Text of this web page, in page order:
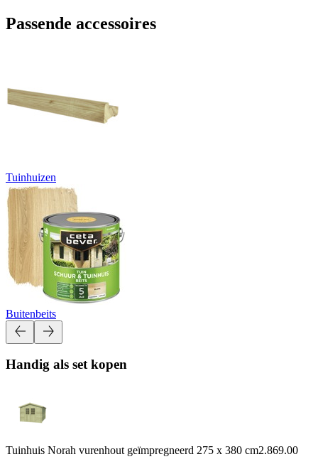
Passende accessoires
Tuinhuizen
Buitenbeits
Handig als set kopen
Tuinhuis Norah vurenhout geïmpregneerd 275 x 380 cm2.869.00